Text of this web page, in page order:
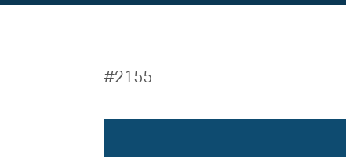
#2155